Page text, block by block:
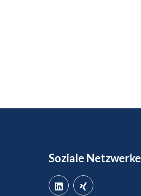
Soziale Netzwerke